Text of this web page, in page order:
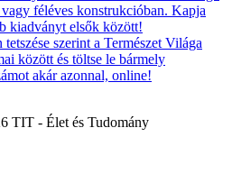
féléves konstrukcióban. Kapja
kiadványt elsők között!
tetszése szerint a Természet Világa
között és töltse le bármely
akár azonnal, online!
TIT - Élet és Tudomány